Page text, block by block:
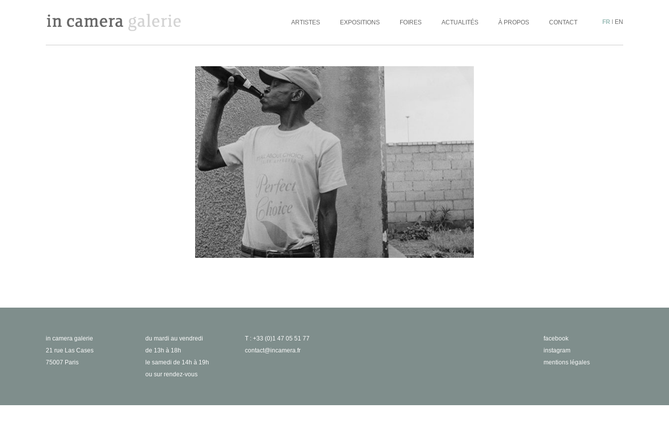
ARTISTES EXPOSITIONS FOIRES ACTUALITÉS À PROPOS CONTACT FR | EN
in camera galerie
21 rue Las Cases
75007 Paris
du mardi au vendredi
de 13h à 18h
le samedi de 14h à 19h
ou sur rendez-vous
T : +33 (0)1 47 05 51 77
contact@incamera.fr
facebook
instagram
mentions légales